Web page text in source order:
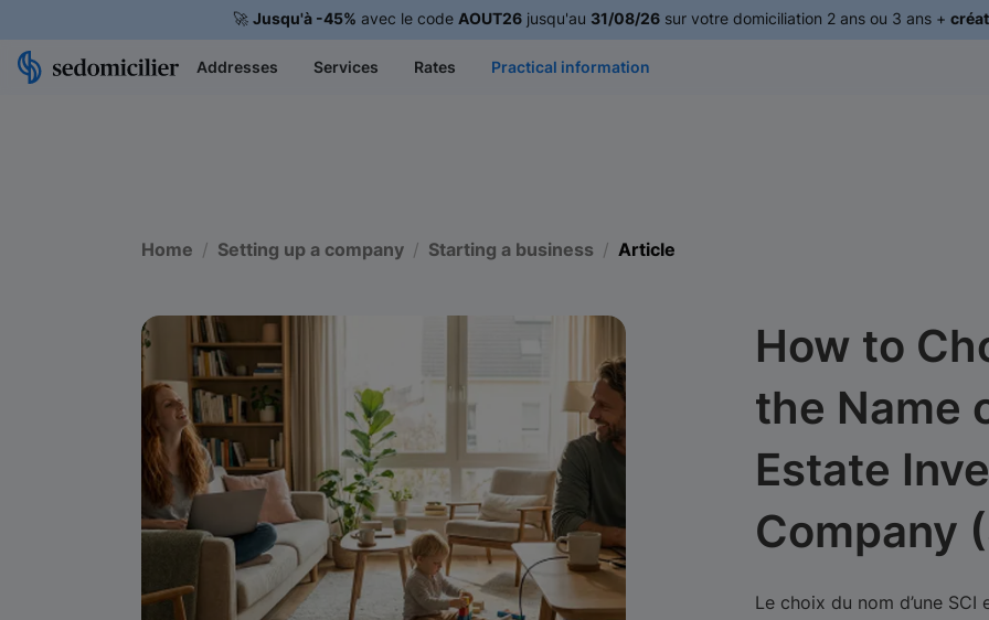
🚀 Jusqu'à -45% avec le code AOUT26jusqu'au 31/08/26sur votre domiciliation 2 ans ou 3 ans +
Addresses Services Rates Practical information
Home Setting up a company Starting a business Article
How to
the Name
Estate
Company
Le choix du nom d’une